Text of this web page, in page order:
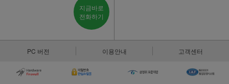
지금바로
전화하기
PC 버전 이용안내 고객센터